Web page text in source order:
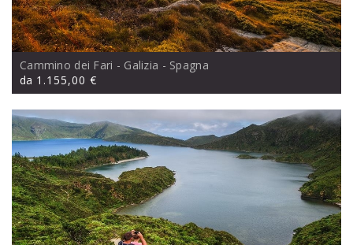
Cammino dei Fari - Galizia - Spagna
da 1.155,00 €